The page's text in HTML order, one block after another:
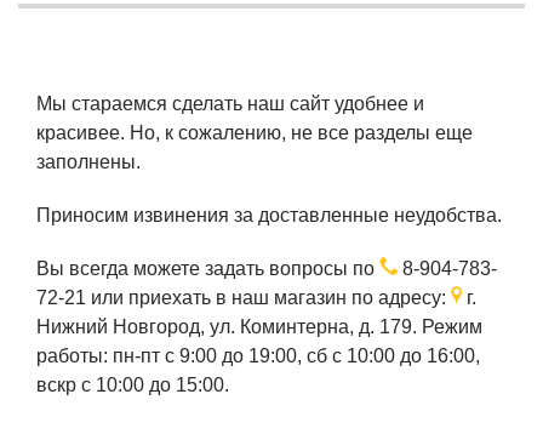
Мы стараемся сделать наш сайт удобнее и
красивее. Но, к сожалению, не все разделы еще
заполнены.
Приносим извинения за доставленные неудобства.
Вы всегда можете задать вопросы по
8-904-783-
72-21 или приехать в наш магазин по адресу:
г.
Нижний Новгород, ул. Коминтерна, д. 179. Режим
работы: пн-пт с 9:00 до 19:00, сб с 10:00 до 16:00,
вскр с 10:00 до 15:00.